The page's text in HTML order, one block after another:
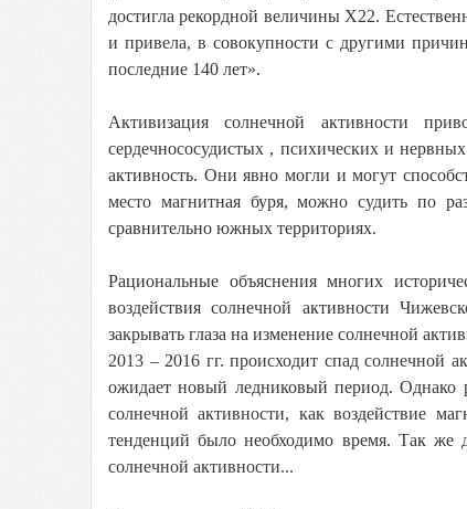
достигла рекордной величины X22.
и привела, в совокупности с другими
последние 140 лет».
Активизация солнечной активности
сердечнососудистых , психических и
активность. Они явно могли и могут
место магнитная буря, можно судить по
сравнительно южных территориях.
Рациональные объяснения многих
воздействия солнечной активности
закрывать глаза на изменение солнечной
2013 – 2016 гг. происходит спад солнечной
ожидает новый ледниковый период. Однако
солнечной активности, как воздействие
тенденций было необходимо время. Так же
солнечной активности...